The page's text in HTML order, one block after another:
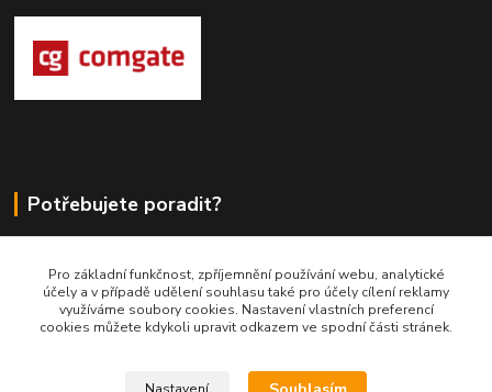
Potřebujete poradit?
+420 731 722 844
Pro základní funkčnost, zpříjemnění používání webu, analytické
účely a v případě udělení souhlasu také pro účely cílení reklamy
využíváme soubory cookies. Nastavení vlastních preferencí
cookies můžete kdykoli upravit odkazem ve spodní části stránek.